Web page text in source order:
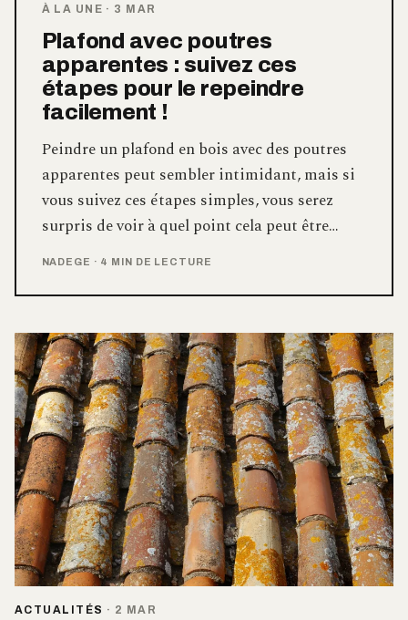
À LA UNE · 3 MAR
Plafond avec poutres
apparentes : suivez ces
étapes pour le repeindre
facilement !
Peindre un plafond en bois avec des poutres
apparentes peut sembler intimidant, mais si
vous suivez ces étapes simples, vous serez
surpris de voir à quel point cela peut être…
NADEGE · 4 MIN DE LECTURE
ACTUALITÉS · 2 MAR